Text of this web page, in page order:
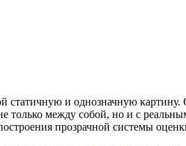
статичную и однозначную
только между собой, но и с
прозрачной системы